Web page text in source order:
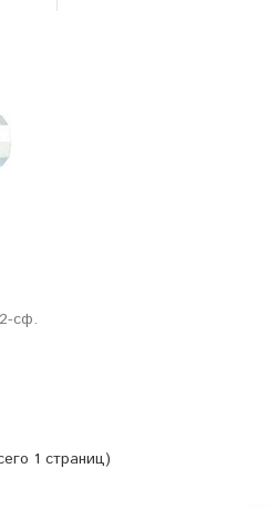
сф.
1 страниц)